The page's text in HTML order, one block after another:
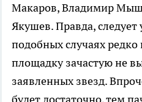
Макаров, Владимир
Якушев. Правда, следует
подобных случаях
площадку зачастую не
заявленных звезд.